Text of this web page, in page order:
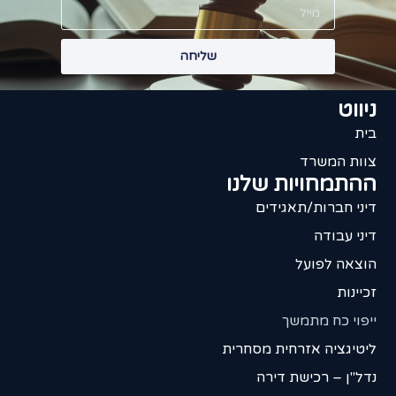
שליחה
ניווט
בית
צוות המשרד
ההתמחויות שלנו
דיני חברות/תאגידים
דיני עבודה
הוצאה לפועל
זכיינות
ייפוי כח מתמשך
ליטיגציה אזרחית מסחרית
נדל"ן – רכישת דירה